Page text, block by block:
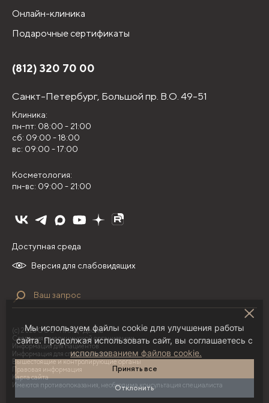
Онлайн-клиника
Подарочные сертификаты
(812) 320 70 00
Санкт-Петербург, Большой пр. В.О. 49-51
Клиника:
пн-пт: 08:00 - 21:00
сб: 09:00 - 18:00
вс: 09:00 - 17:00
Косметология:
пн-вс: 09:00 - 21:00
Версия для слабовидящих
Доступная среда
(с) 2026 ООО "НИЛЦ "Деома"
Сведения о медицинской организации
Информация для пациентов
Информация для специалистов
Вышестоящие и контролирующие органы
Правовая информация
Карта сайта
Имеются противопоказания, необходима консультация специалиста
Мы используем файлы cookie для улучшения работы
сайта. Продолжая использовать сайт, вы соглашаетесь с
использованием файлов cookie.
Принять все
Отклонить